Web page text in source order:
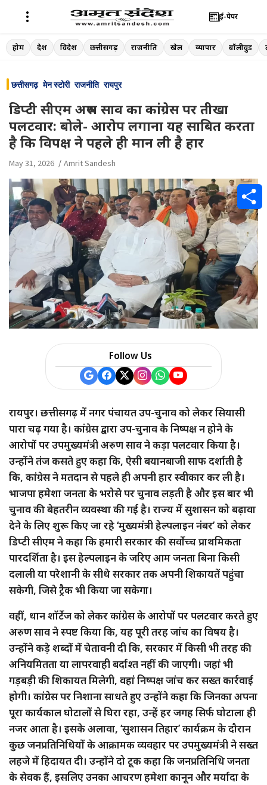
Skip
to
ई-पेपर
होम देश विदेश छत्तीसगढ़ राजनीति खेल व्यापार बॉलीवुड
छत्तीसगढ़ मेन स्टोरी राजनीति रायपुर
डिप्टी सीएम अरुण साव का कांग्रेस पर तीखा
पलटवार: बोले- आरोप लगाना यह साबित करता
है कि विपक्ष ने पहले ही मान ली है हार
May 31, 2026 Amrit Sandesh
Follow Us
रायपुर। छत्तीसगढ़ में नगर पंचायत उप-चुनाव को लेकर सियासी
पारा चढ़ गया है। कांग्रेस द्वारा उप-चुनाव के निष्पक्ष न होने के
आरोपों पर उपमुख्यमंत्री अरुण साव ने कड़ा पलटवार किया है।
उन्होंने तंज कसते हुए कहा कि, ऐसी बयानबाजी साफ दर्शाती है
कि, कांग्रेस ने मतदान से पहले ही अपनी हार स्वीकार कर ली है।
भाजपा हमेशा जनता के भरोसे पर चुनाव लड़ती है और इस बार भी
चुनाव की बेहतरीन व्यवस्था की गई है। राज्य में सुशासन को बढ़ावा
देने के लिए शुरू किए जा रहे ‘मुख्यमंत्री हेल्पलाइन नंबर’ को लेकर
डिप्टी सीएम ने कहा कि हमारी सरकार की सर्वोच्च प्राथमिकता
पारदर्शिता है। इस हेल्पलाइन के जरिए आम जनता बिना किसी
दलाली या परेशानी के सीधे सरकार तक अपनी शिकायतें पहुंचा
सकेगी, जिसे ट्रैक भी किया जा सकेगा।
वहीं, धान शॉर्टेज को लेकर कांग्रेस के आरोपों पर पलटवार करते हुए
अरुण साव ने स्पष्ट किया कि, यह पूरी तरह जांच का विषय है।
उन्होंने कड़े शब्दों में चेतावनी दी कि, सरकार में किसी भी तरह की
अनियमितता या लापरवाही बर्दाश्त नहीं की जाएगी। जहां भी
गड़बड़ी की शिकायत मिलेगी, वहां निष्पक्ष जांच कर सख्त कार्रवाई
होगी। कांग्रेस पर निशाना साधते हुए उन्होंने कहा कि जिनका अपना
पूरा कार्यकाल घोटालों से घिरा रहा, उन्हें हर जगह सिर्फ घोटाला ही
नजर आता है। इसके अलावा, ‘सुशासन तिहार’ कार्यक्रम के दौरान
कुछ जनप्रतिनिधियों के आक्रामक व्यवहार पर उपमुख्यमंत्री ने सख्त
लहजे में हिदायत दी। उन्होंने दो टूक कहा कि जनप्रतिनिधि जनता
के सेवक हैं, इसलिए उनका आचरण हमेशा कानून और मर्यादा के
S
h
a
r
e